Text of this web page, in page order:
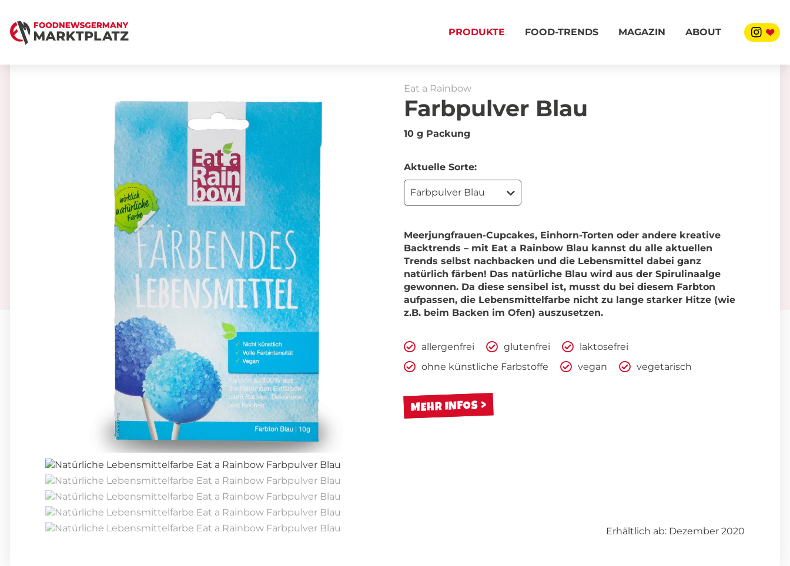
PRODUKTE FOOD-TRENDS MAGAZIN ABOUT
Eat a Rainbow
Farbpulver Blau
10 g Packung
Aktuelle Sorte:
Farbpulver Blau
Meerjungfrauen-Cupcakes, Einhorn-Torten oder andere kreative
Backtrends – mit Eat a Rainbow Blau kannst du alle aktuellen
Trends selbst nachbacken und die Lebensmittel dabei ganz
natürlich färben! Das natürliche Blau wird aus der Spirulinaalge
gewonnen. Da diese sensibel ist, musst du bei diesem Farbton
aufpassen, die Lebensmittelfarbe nicht zu lange starker Hitze (wie
z.B. beim Backen im Ofen) auszusetzen.
allergenfrei glutenfrei
laktosefrei
ohne künstliche Farbstoffe
vegan vegetarisch
MEHR INFOS
Erhältlich ab: Dezember 2020